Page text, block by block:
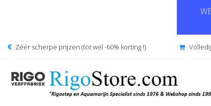
Zéér scherpe prijzen (tot wel -60% korting !)